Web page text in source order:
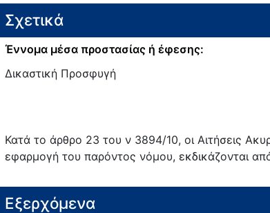
Σχετικά
Έννομα μέσα προστασίας ή έφεσης:
Δικαστική Προσφυγή
Κατά το άρθρο 23 του ν 3894/10, οι Αιτήσεις
εφαρμογή του παρόντος νόμου, εκδικάζονται
Εξερχόμενα